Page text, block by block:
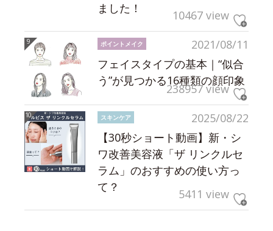
ました！
10467 view
2021/08/11
ポイントメイク
フェイスタイプの基本｜“似合
う”が見つかる16種類の顔印象
238957 view
2025/08/22
スキンケア
【30秒ショート動画】新・シ
ワ改善美容液「ザ リンクルセ
ラム」のおすすめの使い方っ
て？
5411 view